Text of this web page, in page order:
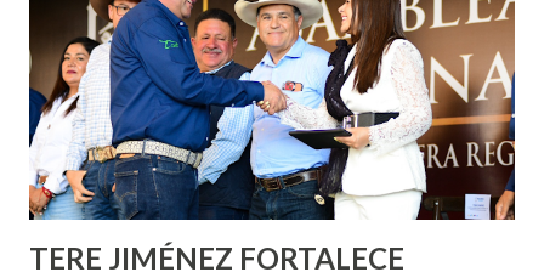
Nieto, entre Jesús F. Elizondo y la calle 22 de Octubre, con
lo que se aplicará pintura en 66 casas. Posteriormente se
llevará este programa a Villas de Nuestra Señora de la
Asunción, Avenida Alameda y Decreto 27 de Septiembre, en
los edificios FOVISSSTE Ojo de Agua, en la comunidad
Norias de Paso Hondo y en los edificios de...
TERE JIMÉNEZ FORTALECE